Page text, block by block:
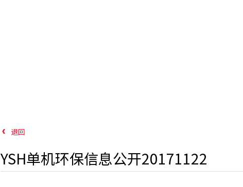
退回
YSH单机环保信息公开20171122